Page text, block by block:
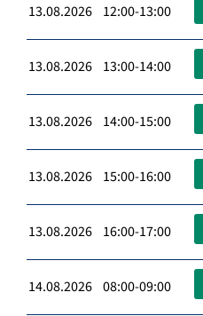
13.08.2026 12:00-13:00
13.08.2026 13:00-14:00
13.08.2026 14:00-15:00
13.08.2026 15:00-16:00
13.08.2026 16:00-17:00
14.08.2026 08:00-09:00